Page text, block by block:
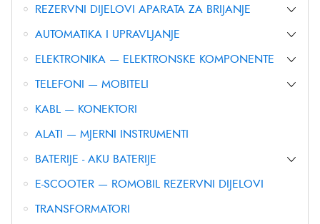
REZERVNI DIJELOVI APARATA ZA BRIJANJE
AUTOMATIKA I UPRAVLJANJE
ELEKTRONIKA — ELEKTRONSKE KOMPONENTE
TELEFONI — MOBITELI
KABL — KONEKTORI
ALATI — MJERNI INSTRUMENTI
BATERIJE - AKU BATERIJE
E-SCOOTER — ROMOBIL REZERVNI DIJELOVI
TRANSFORMATORI